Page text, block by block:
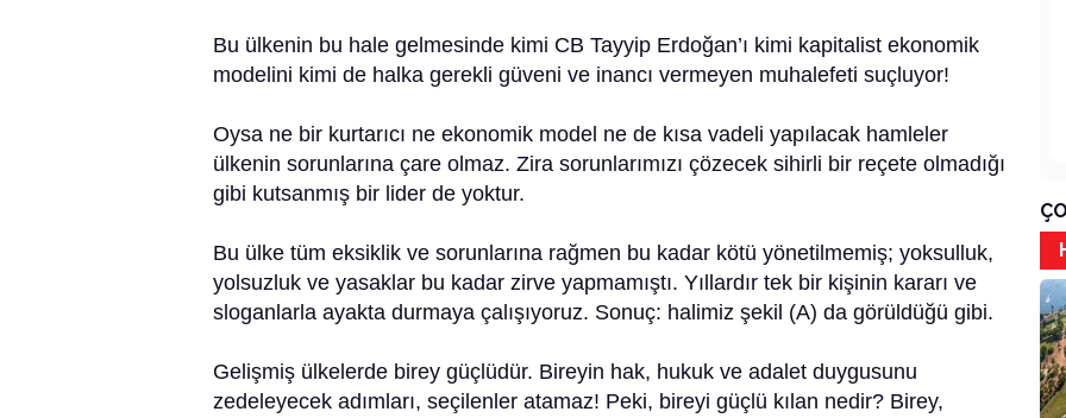
Bu ülkenin bu hale gelmesinde kimi CB Tayyip Erdoğan’ı kimi kapitalist ekonomik
modelini kimi de halka gerekli güveni ve inancı vermeyen muhalefeti suçluyor!
Oysa ne bir kurtarıcı ne ekonomik model ne de kısa vadeli yapılacak hamleler
ülkenin sorunlarına çare olmaz. Zira sorunlarımızı çözecek sihirli bir reçete olmadığı
gibi kutsanmış bir lider de yoktur.
Bu ülke tüm eksiklik ve sorunlarına rağmen bu kadar kötü yönetilmemiş; yoksulluk,
yolsuzluk ve yasaklar bu kadar zirve yapmamıştı. Yıllardır tek bir kişinin kararı ve
sloganlarla ayakta durmaya çalışıyoruz. Sonuç: halimiz şekil (A) da görüldüğü gibi.
Gelişmiş ülkelerde birey güçlüdür. Bireyin hak, hukuk ve adalet duygusunu
zedeleyecek adımları, seçilenler atamaz! Peki, bireyi güçlü kılan nedir? Birey,